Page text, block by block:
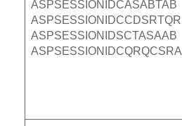
ASPSESSIONIDCASABTAB
ASPSESSIONIDCCDSRTQR
ASPSESSIONIDSCTASAAB
ASPSESSIONIDCQRQCSRA